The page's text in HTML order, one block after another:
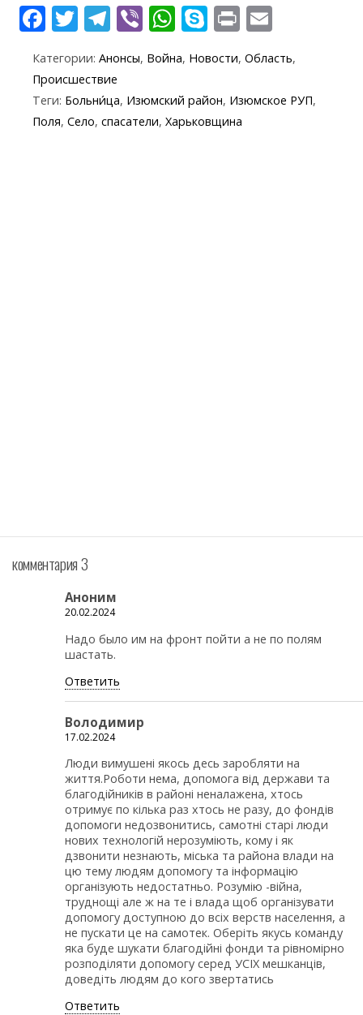
F
e
b
o
T
itt
er
T
e
gr
a
Vi
er
W
at
s
A
S
y
p
e
Pr
in
t ai
l
Категории: Анонсы, Война, Новости, Область,
Происшествие
Теги: Больни́ца, Изюмский район, Изюмское РУП,
Поля, Село, спасатели, Харьковщина
комментария 3
Аноним
20.02.2024
Надо было им на фронт пойти а не по полям
шастать.
Ответить
Володимир
17.02.2024
Люди вимушені якось десь заробляти на
життя.Роботи нема, допомога від держави та
благодійників в районі неналажена, хтось
отримує по кілька раз хтось не разу, до фондів
допомоги недозвонитись, самотні старі люди
нових технологій нерозуміють, кому і як
дзвонити незнають, міська та района влади на
цю тему людям допомогу та інформацію
організують недостатньо. Розумію -війна,
труднощі але ж на те і влада щоб організувати
допомогу доступною до всіх верств населення, а
не пускати це на самотек. Оберіть якусь команду
яка буде шукати благодійні фонди та рівномірно
розподіляти допомогу серед УСІХ мешканців,
доведіть людям до кого звертатись
Ответить